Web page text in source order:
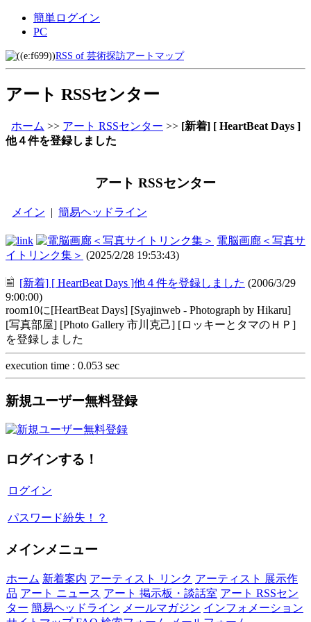
簡単ログイン
PC
RSS of 芸術探訪アートマップ
アート RSSセンター
ホーム >> アート RSSセンター >> [新着] [ HeartBeat Days ]
他４件を登録しました
アート RSSセンター
メイン | 簡易ヘッドライン
電脳画廊＜写真サ
イトリンク集＞ (2025/2/28 19:53:43)
[新着] [ HeartBeat Days ]他４件を登録しました (2006/3/29
9:00:00)
room10に[HeartBeat Days] [Syajinweb - Photograph by Hikaru]
[写真部屋] [Photo Gallery 市川克己] [ロッキーとタマのＨＰ]
を登録しました
execution time : 0.053 sec
新規ユーザー無料登録
ログインする！
ログイン
パスワード紛失！？
メインメニュー
ホーム 新着案内 アーティスト リンク アーティスト 展示作
品 アート ニュース アート 掲示板・談話室 アート RSSセン
ター 簡易ヘッドライン メールマガジン インフォメーション